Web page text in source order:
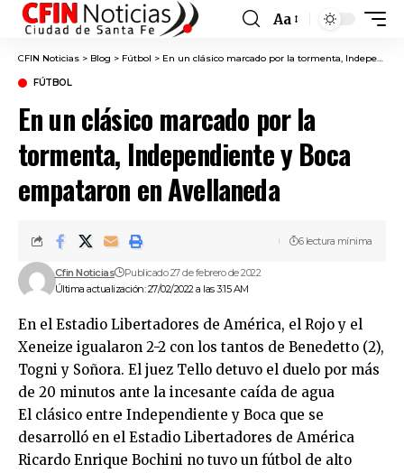
Font
Resizer
Aa
CFIN Noticias > Blog > Fútbol > En un clásico marcado por la tormenta, Independiente y Boca empataron en Avellaneda
FÚTBOL
En un clásico marcado por la
tormenta, Independiente y Boca
empataron en Avellaneda
Última actualización: 27/02/2022 a las 3:15 AM
Cfin Noticias Publicado 27 de febrero de 2022
6 lectura mínima
En el Estadio Libertadores de América, el Rojo y el
Xeneize igualaron 2-2 con los tantos de Benedetto (2),
Togni y Soñora. El juez Tello detuvo el duelo por más
de 20 minutos ante la incesante caída de agua
El clásico entre Independiente y Boca que se
desarrolló en el Estadio Libertadores de América
Ricardo Enrique Bochini no tuvo un fútbol de alto